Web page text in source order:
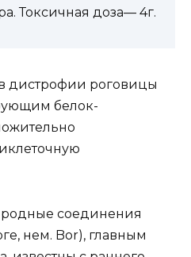
Токсичная доза— 4г.
дистрофии роговицы
белок-
соединения
нем. Bor), главным